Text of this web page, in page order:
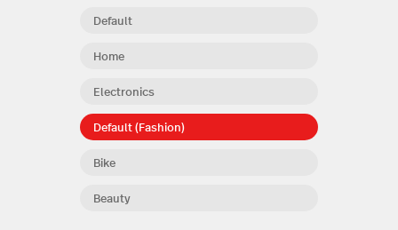
Home
Electronics
Default (Fashion)
Bike
Beauty
Default